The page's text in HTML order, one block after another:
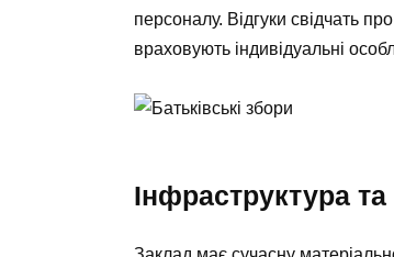
персоналу. Відгуки свідчать
враховують індивідуальні
Інфраструктура